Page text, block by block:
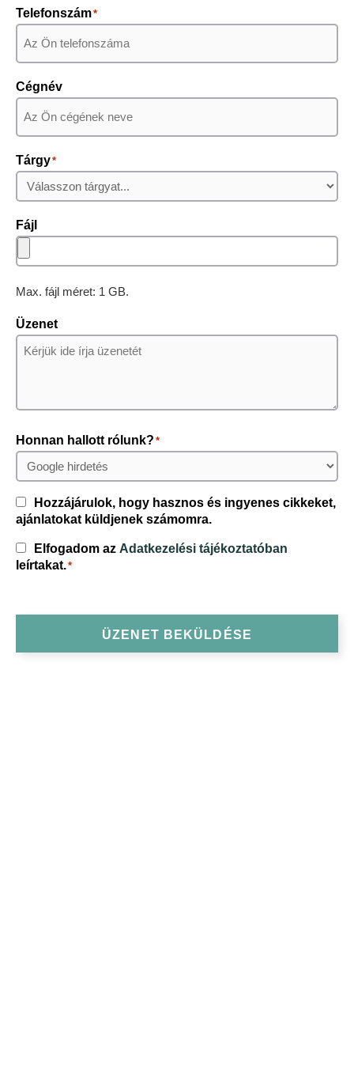
Telefonszám*
Cégnév
Tárgy*
Fájl
Max. fájl méret: 1 GB.
Üzenet
Honnan hallott rólunk? *
Consent
Hozzájárulok, hogy hasznos és ingyenes cikkeket,
ajánlatokat küldjenek számomra.
Consent*
Elfogadom az Adatkezelési tájékoztatóban
leírtakat.*
ÜZENET BEKÜLDÉSE